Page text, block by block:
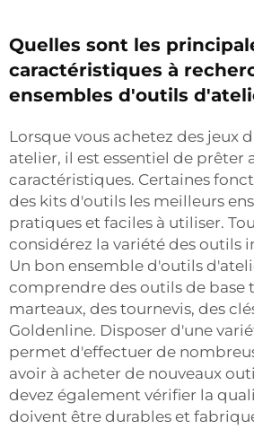
Quelles sont les
caractéristiques à
ensembles d'outils
Lorsque vous achetez des jeux
atelier, il est essentiel de prêter
caractéristiques. Certaines
des kits d'outils les meilleurs
pratiques et faciles à utiliser.
considérez la variété des outils
Un bon ensemble d'outils
comprendre des outils de base
marteaux, des tournevis, des
Goldenline. Disposer d'une
permet d'effectuer de
avoir à acheter de nouveaux
devez également vérifier la
doivent être durables et